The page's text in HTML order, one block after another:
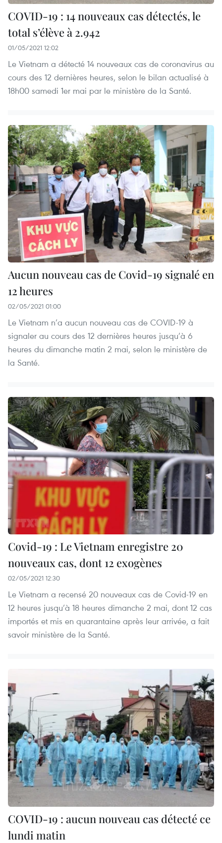
COVID-19 : 14 nouveaux cas détectés, le
total s’élève à 2.942
01/05/2021 12:02
Le Vietnam a détecté 14 nouveaux cas de coronavirus au
cours des 12 dernières heures, selon le bilan actualisé à
18h00 samedi 1er mai par le ministère de la Santé.
Aucun nouveau cas de Covid-19 signalé en
12 heures
02/05/2021 01:00
Le Vietnam n’a aucun nouveau cas de COVID-19 à
signaler au cours des 12 dernières heures jusqu’à 6
heures du dimanche matin 2 mai, selon le ministère de
la Santé.
Covid-19 : Le Vietnam enregistre 20
nouveaux cas, dont 12 exogènes
02/05/2021 12:30
Le Vietnam a recensé 20 nouveaux cas de Covid-19 en
12 heures jusqu’à 18 heures dimanche 2 mai, dont 12 cas
importés et mis en quarantaine après leur arrivée, a fait
savoir ministère de la Santé.
COVID-19 : aucun nouveau cas détecté ce
lundi matin